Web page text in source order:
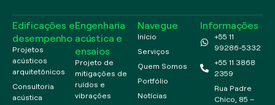
Navegue
Início
Serviços
Quem Somos
Portfólio
Notícias
Edificações e
desempenho
Projetos
acústicos
arquitetônicos
Consultoria
acústica
Engenharia
acústica e
ensaios
Projeto de
mitigações de
ruídos e
vibrações
Informações
+55 11
99286-5332
+55 11 3868
2359
Rua Padre
Chico, 85 –